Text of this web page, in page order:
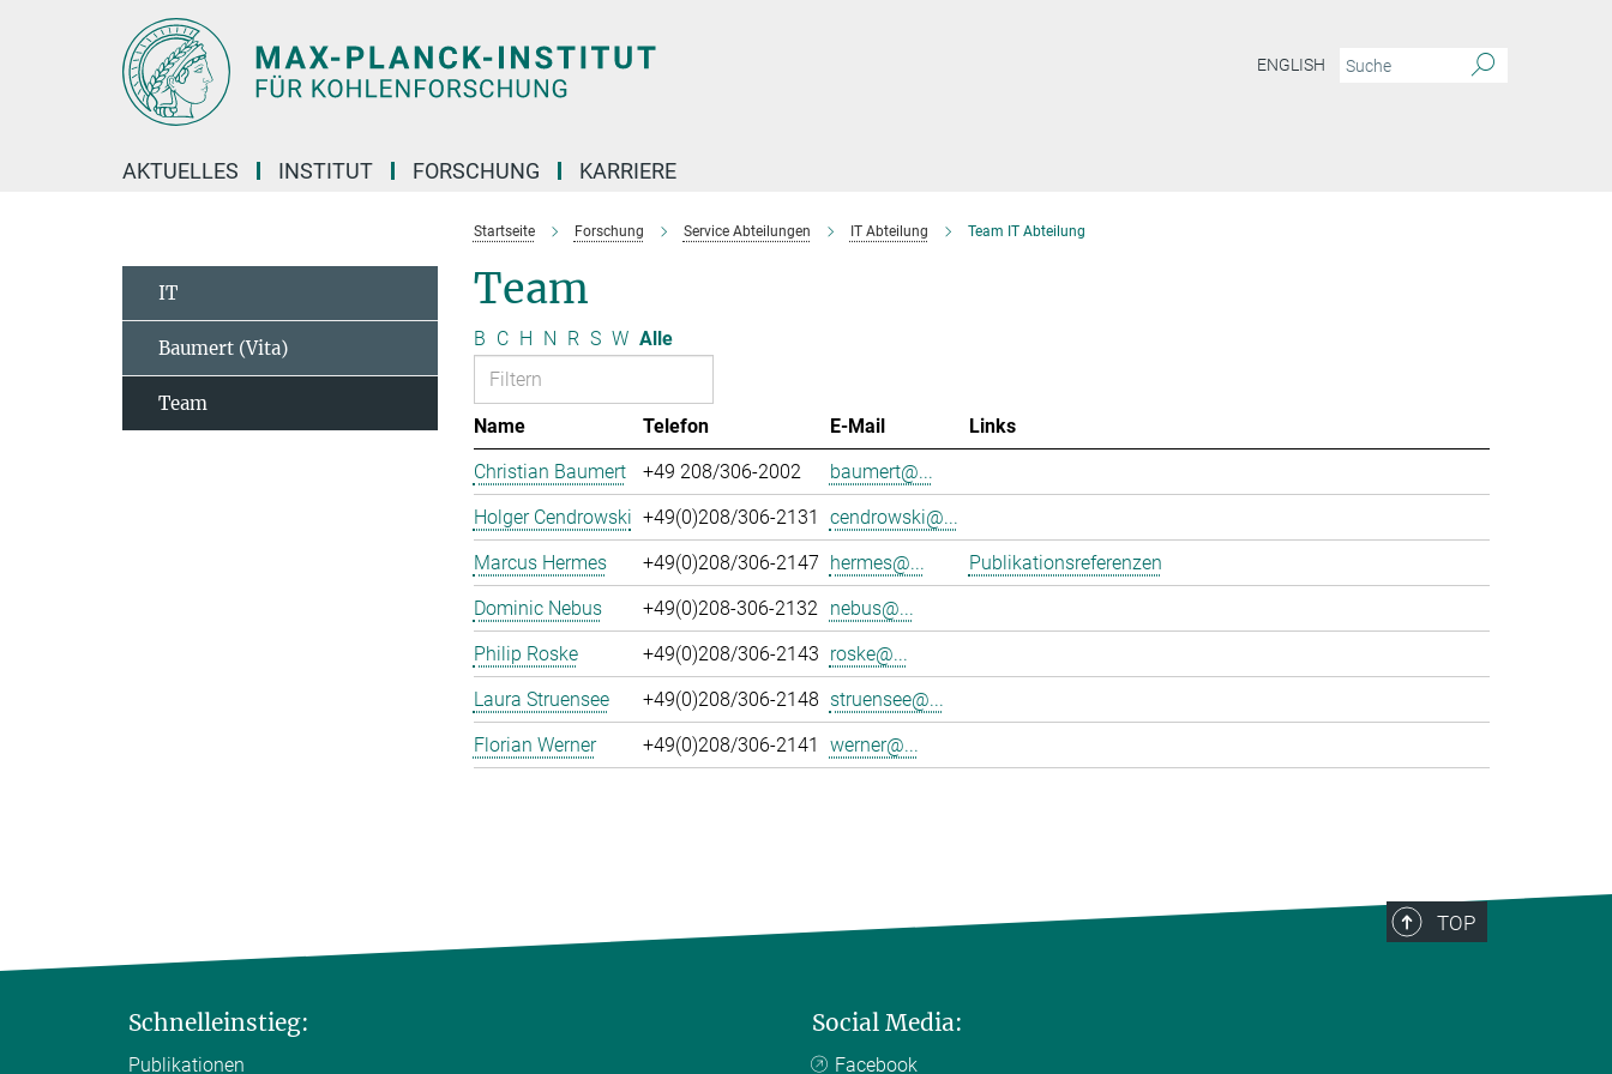
ENGLISH
AKTUELLES INSTITUT FORSCHUNG KARRIERE
Startseite Forschung Service Abteilungen IT Abteilung Team IT Abteilung
Team
B C H N R S W Alle
Name Telefon E-Mail
Links
Christian Baumert
+49 208/306-2002
baumert@...
Holger Cendrowski +49(0)208/306-2131
cendrowski@...
Marcus Hermes
+49(0)208/306-2147 hermes@...
Publikationsreferenzen
Dominic Nebus
+49(0)208-306-2132
nebus@...
Philip Roske
+49(0)208/306-2143 roske@...
Laura Struensee
+49(0)208/306-2148 struensee@...
Florian Werner
+49(0)208/306-2141 werner@...
IT
Baumert (Vita)
Team
TOP
Schnelleinstieg:
Publikationen
Social Media:
Facebook